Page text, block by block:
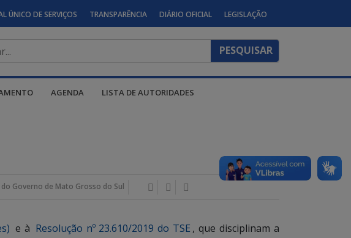
ÚNICO DE SERVIÇOS TRANSPARÊNCIA DIÁRIO OFICIAL LEGISLAÇÃO
AGENDA LISTA DE AUTORIDADES
Governo de Mato Grosso do Sul
e à Resolução nº 23.610/2019 do TSE , que disciplinam a